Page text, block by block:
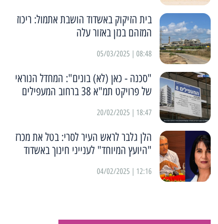
בית הזיקוק באשדוד הושבת אתמול: ריכוז
המזהם בנזן באזור עלה
08:48 | 05/03/2025
"סכנה - כאן (לא) בונים": המחדל הנוראי
של פרויקט תמ"א 38 ברחוב המעפילים
18:47 | 20/02/2025
הלן גלבר לראש העיר לסרי: בטל את מכרז
"היועץ המיוחד" לענייני חינוך באשדוד
12:16 | 04/02/2025